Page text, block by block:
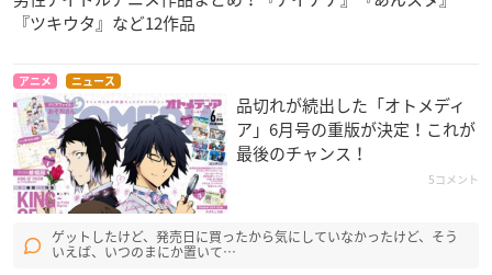
『ツキウタ』など12作品
アニメ ニュース
品切れが続出した「オトメディ
ア」6月号の重版が決定！これが
最後のチャンス！
5コメント
ゲットしたけど、発売日に買ったから気にしていなかったけど、そう
いえば、いつのまにか置いて…